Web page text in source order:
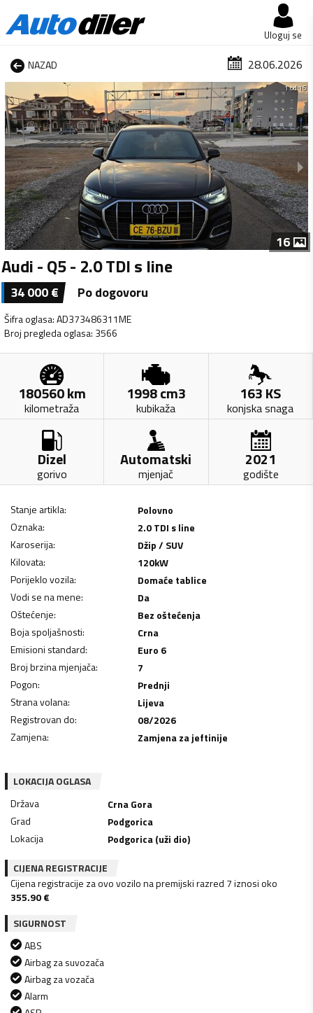
Uloguj se
NAZAD 28.06.2026
1 od 16
16
Audi - Q5 - 2.0 TDI s line
34 000€ Po dogovoru
Šifra oglasa:AD373486311ME
Broj pregleda oglasa: 3566
180560km
kilometraža
1998cm3
kubikaža
163KS
konjska snaga
Dizel
gorivo
Automatski
mjenjač
2021
godište
Stanje artikla:
Polovno
Oznaka:
2.0 TDI s line
Karoserija:
Džip / SUV
Kilovata: 120kW
Porijeklo vozila:
Domaće tablice
Vodi se na mene:
Da
Oštećenje:
Bez oštećenja
Boja spoljašnosti:
Crna
Emisioni standard:
Euro 6
Broj brzina mjenjača:
7
Pogon:
Prednji
Strana volana:
Lijeva
Registrovan do:
08/2026
Zamjena: Zamjena za jeftinije
LOKACIJA OGLASA
Država
Crna Gora
Grad
Podgorica
Lokacija
Podgorica (uži dio)
CIJENA REGISTRACIJE
Cijena registracije za ovo vozilo na premijski razred 7 iznosi oko
355.90€
SIGURNOST
ABS
Airbag za suvozača
Airbag za vozača
Alarm